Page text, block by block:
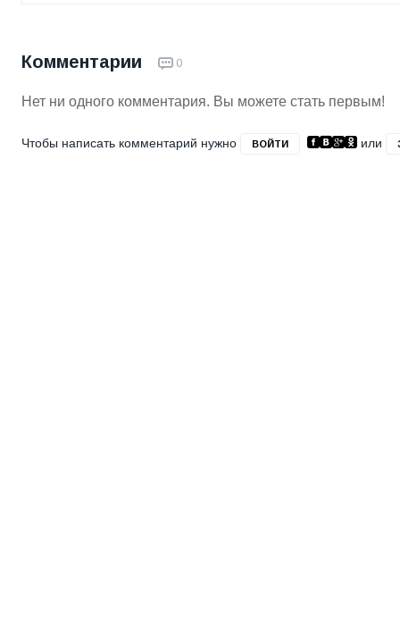
Комментарии 0
Нет ни одного комментария. Вы можете стать первым!
Чтобы написать комментарий нужно ВОЙТИ или